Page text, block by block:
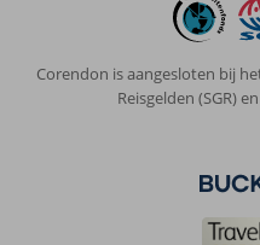
Corendon is aangesloten bij
Reisgelden (SGR)